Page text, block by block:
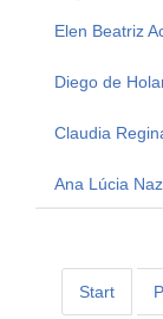
Elen Beatriz
Diego de
Claudia
Ana Lúcia
Start